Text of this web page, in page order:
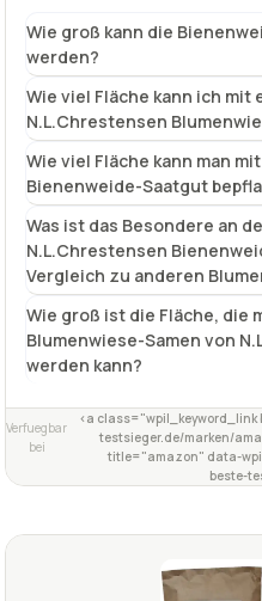
Wie groß kann die
werden?
Wie viel Fläche kann ich mit
N.L.Chrestensen
Wie viel Fläche kann man
Bienenweide-Saatgut
Was ist das Besondere an
N.L.Chrestensen
Vergleich zu anderen
Wie groß ist die Fläche, die
Blumenwiese-Samen von
werden kann?
Verfuegbar
bei
<a
testsieger.de/marken/
title="amazon" data-
beste-